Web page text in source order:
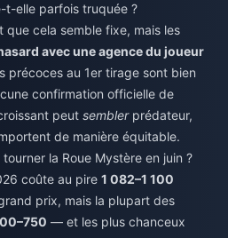
t-elle parfois truquée ?
que cela semble fixe, mais les
avec une agence du joueur
précoces au 1er tirage sont bien
confirmation officielle de
peut semblerprédateur,
de manière équitable.
la Roue Mystère en juin ?
coûte au pire 1 082–1 100
prix, mais la plupart des
— et les plus chanceux